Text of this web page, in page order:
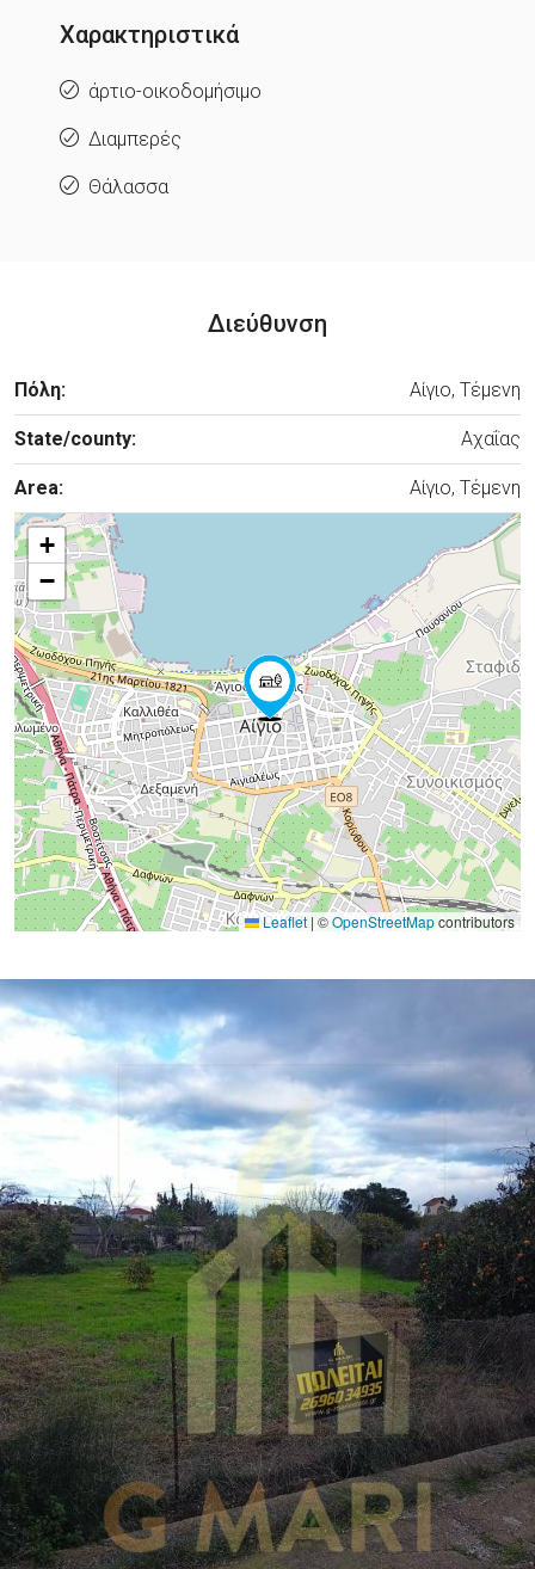
Χαρακτηριστικά
άρτιο-οικοδομήσιμο
Διαμπερές
Θάλασσα
Διεύθυνση
Πόλη: Αίγιο, Τέμενη
State/county: Αχαΐας
Area: Αίγιο, Τέμενη
+
−
Leaflet | ©OpenStreetMapcontributors